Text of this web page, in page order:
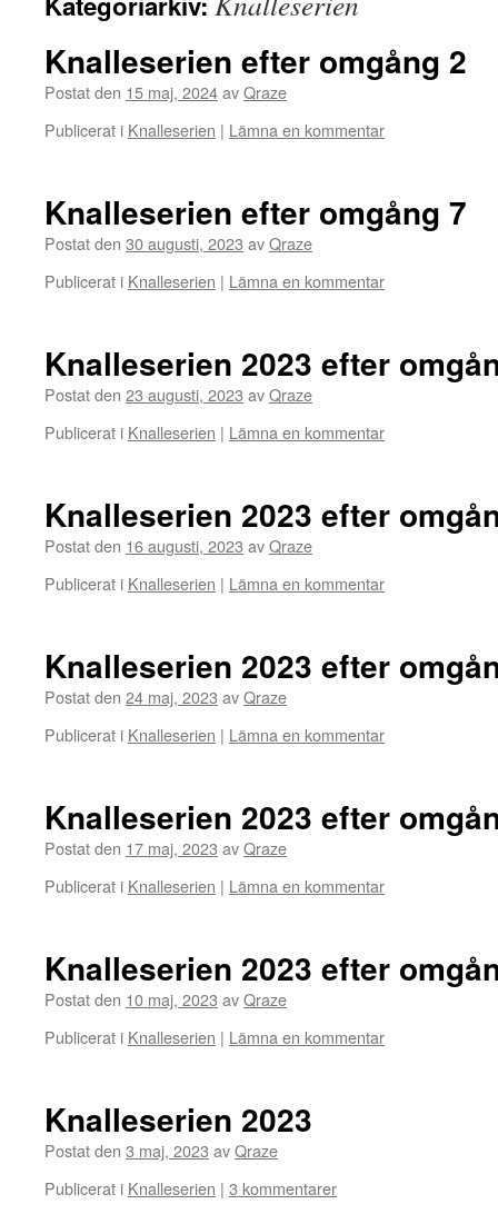
Knalleserien efter omgång 2
Postat den 15 maj, 2024avQraze
Publicerat i Knalleserien | Lämna en kommentar
Knalleserien efter omgång 7
Postat den 30 augusti, 2023 avQraze
Publicerat i Knalleserien | Lämna en kommentar
Knalleserien 2023 efter
Postat den 23 augusti, 2023 avQraze
Publicerat i Knalleserien | Lämna en kommentar
Knalleserien 2023 efter
Postat den 16 augusti, 2023 avQraze
Publicerat i Knalleserien | Lämna en kommentar
Knalleserien 2023 efter
Postat den 24 maj, 2023 avQraze
Publicerat i Knalleserien | Lämna en kommentar
Knalleserien 2023 efter
Postat den 17 maj, 2023 avQraze
Publicerat i Knalleserien | Lämna en kommentar
Knalleserien 2023 efter
Postat den 10 maj, 2023 avQraze
Publicerat i Knalleserien | Lämna en kommentar
Knalleserien 2023
Postat den 3 maj, 2023 avQraze
Publicerat i Knalleserien | 3 kommentarer